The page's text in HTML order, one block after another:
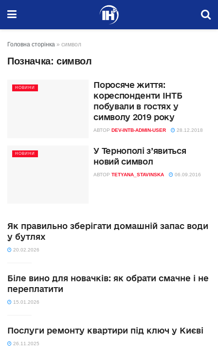
Головна сторінка » символ
Позначка: символ
НОВИНИ
Поросяче життя:
кореспонденти ІНТБ
побували в гостях у
символу 2019 року
АВТОР DEV-INTB-ADMIN-USER 28.12.2018
НОВИНИ
У Тернополі з’явиться
новий символ
АВТОР TETYANA_STAVINSKA 06.09.2016
Як правильно зберігати домашній запас води
у бутлях
20.02.2026
Біле вино для новачків: як обрати смачне і не
переплатити
15.01.2026
Послуги ремонту квартири під ключ у Києві
26.11.2025